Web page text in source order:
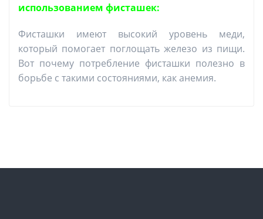
использованием фисташек:
Фисташки имеют высокий уровень меди,
который помогает поглощать железо из пищи.
Вот почему потребление фисташки полезно в
борьбе с такими состояниями, как анемия.